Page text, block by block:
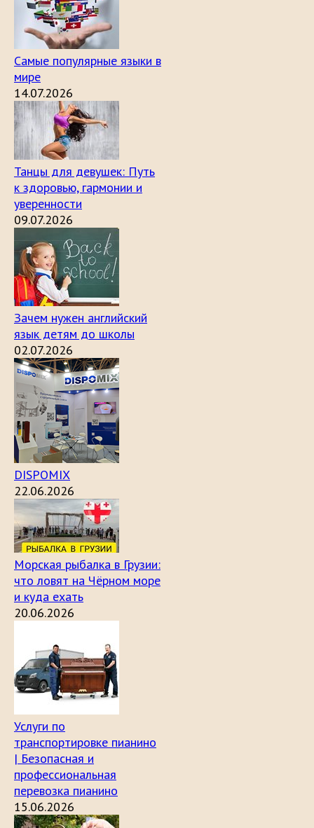
Самые популярные языки в
мире
14.07.2026
Танцы для девушек: Путь
к здоровью, гармонии и
уверенности
09.07.2026
Зачем нужен английский
язык детям до школы
02.07.2026
DISPOMIX
22.06.2026
Морская рыбалка в Грузии:
что ловят на Чёрном море
и куда ехать
20.06.2026
Услуги по
транспортировке пианино
| Безопасная и
профессиональная
перевозка пианино
15.06.2026